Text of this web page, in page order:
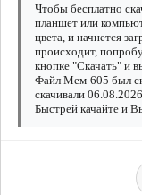
Чтобы бесплатно
планшет или
цвета, и начнется
происходит,
кнопке "Скачать" и
Файл Мем-605 был
скачивали
Быстрей качайте и